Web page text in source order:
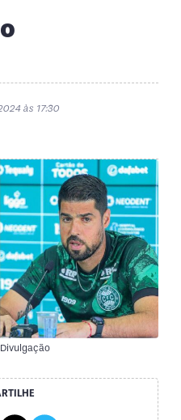
às 17:30
Divulgação